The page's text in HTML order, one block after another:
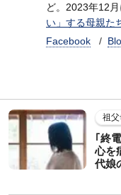
ど。2023年12
い」する母親た
Facebook
祖
｢終
心を
代娘